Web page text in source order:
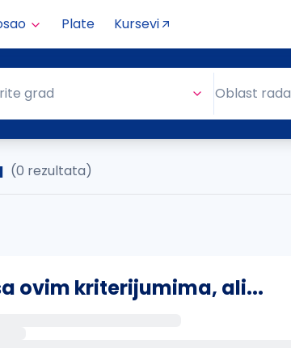
Plate Kursevi
grad Oblast rada
(0 rezultata)
ovim kriterijumima, ali...